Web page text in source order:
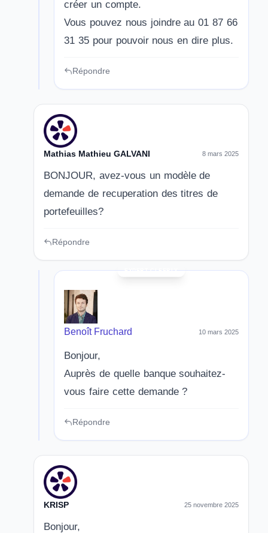
créer un compte.
Vous pouvez nous joindre au 01 87 66
31 35 pour pouvoir nous en dire plus.
Répondre
Mathias Mathieu GALVANI 8 mars 2025
BONJOUR, avez-vous un modèle de
demande de recuperation des titres de
portefeuilles?
Répondre
Benoît Fruchard 10 mars 2025
Bonjour,
Auprès de quelle banque souhaitez-
vous faire cette demande ?
Répondre
KRISP 25 novembre 2025
Bonjour,